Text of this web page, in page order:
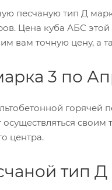
песчаную тип Д
Цена куба АБС этой
вам точную цену, а
3 по
горячей
центра.
тип Д